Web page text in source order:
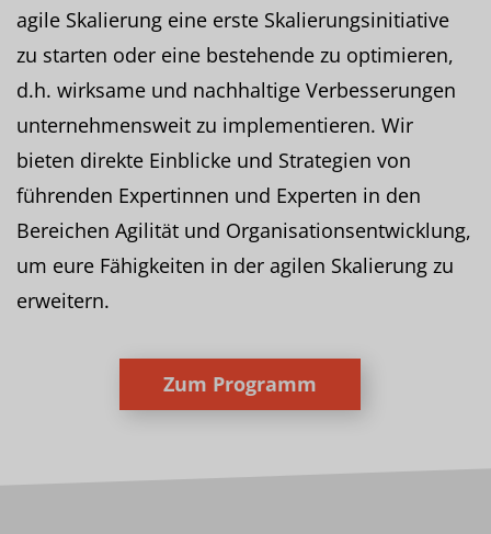
agile Skalierung eine erste Skalierungsinitiative
zu starten oder eine bestehende zu optimieren,
d.h. wirksame und nachhaltige Verbesserungen
unternehmensweit zu implementieren. Wir
bieten direkte Einblicke und Strategien von
führenden Expertinnen und Experten in den
Bereichen Agilität und Organisationsentwicklung,
um eure Fähigkeiten in der agilen Skalierung zu
erweitern.
Zum Programm